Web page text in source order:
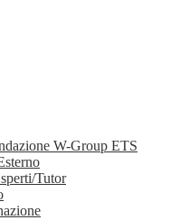
W-Group ETS
Tutor